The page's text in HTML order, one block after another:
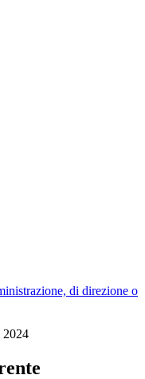
di direzione o
2024